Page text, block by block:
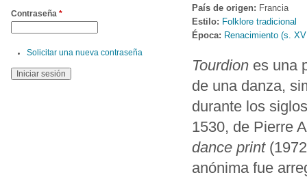
País de origen: Francia
Estilo: Folklore tradicional
Época: Renacimiento (s.
Tourdion es una
de una danza,
durante los
1530, de Pierre
dance print
anónima fue
Contraseña *
Solicitar una nueva contraseña